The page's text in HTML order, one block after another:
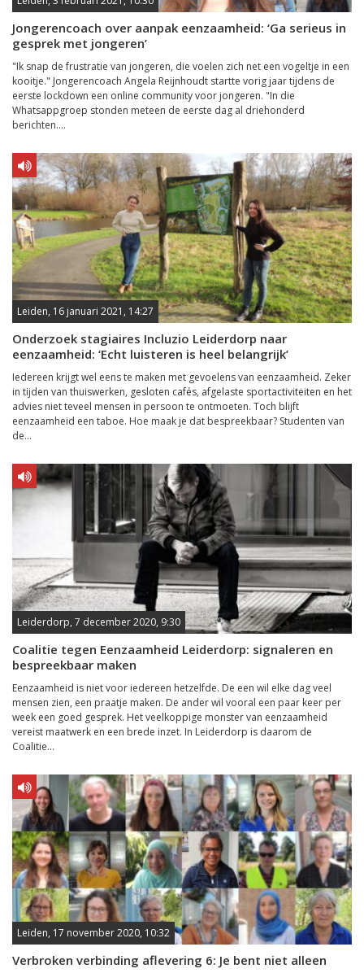
Jongerencoach over aanpak eenzaamheid: ‘Ga serieus in
gesprek met jongeren’
"Ik snap de frustratie van jongeren, die voelen zich net een vogeltje in een
kooitje." Jongerencoach Angela Reijnhoudt startte vorig jaar tijdens de
eerste lockdown een online community voor jongeren. "In die
Whatsappgroep stonden meteen de eerste dag al driehonderd
berichten....
Leiden, 16 januari 2021, 14:27
Onderzoek stagiaires Incluzio Leiderdorp naar
eenzaamheid: ‘Echt luisteren is heel belangrijk’
Iedereen krijgt wel eens te maken met gevoelens van eenzaamheid. Zeker
in tijden van thuiswerken, gesloten cafés, afgelaste sportactiviteiten en het
advies niet teveel mensen in persoon te ontmoeten. Toch blijft
eenzaamheid een taboe. Hoe maak je dat bespreekbaar? Studenten van
de...
Leiderdorp, 7 december 2020, 9:30
Coalitie tegen Eenzaamheid Leiderdorp: signaleren en
bespreekbaar maken
Eenzaamheid is niet voor iedereen hetzelfde. De een wil elke dag veel
mensen zien, een praatje maken. De ander wil vooral een paar keer per
week een goed gesprek. Het veelkoppige monster van eenzaamheid
vereist maatwerk en een brede inzet. In Leiderdorp is daarom de
Coalitie...
Leiden, 17 november 2020, 10:32
Verbroken verbinding aflevering 6: Je bent niet alleen